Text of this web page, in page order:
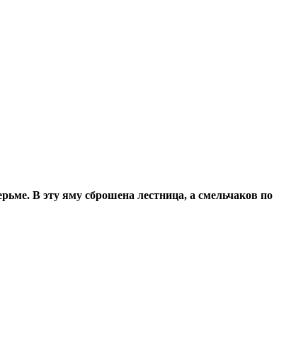
В эту яму сброшена лестница, а смельчаков по